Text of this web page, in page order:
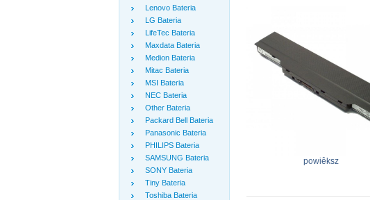
Lenovo Bateria
LG Bateria
LifeTec Bateria
Maxdata Bateria
Medion Bateria
Mitac Bateria
MSI Bateria
NEC Bateria
Other Bateria
Packard Bell Bateria
Panasonic Bateria
PHILIPS Bateria
SAMSUNG Bateria
SONY Bateria
Tiny Bateria
Toshiba Bateria
powiêksz